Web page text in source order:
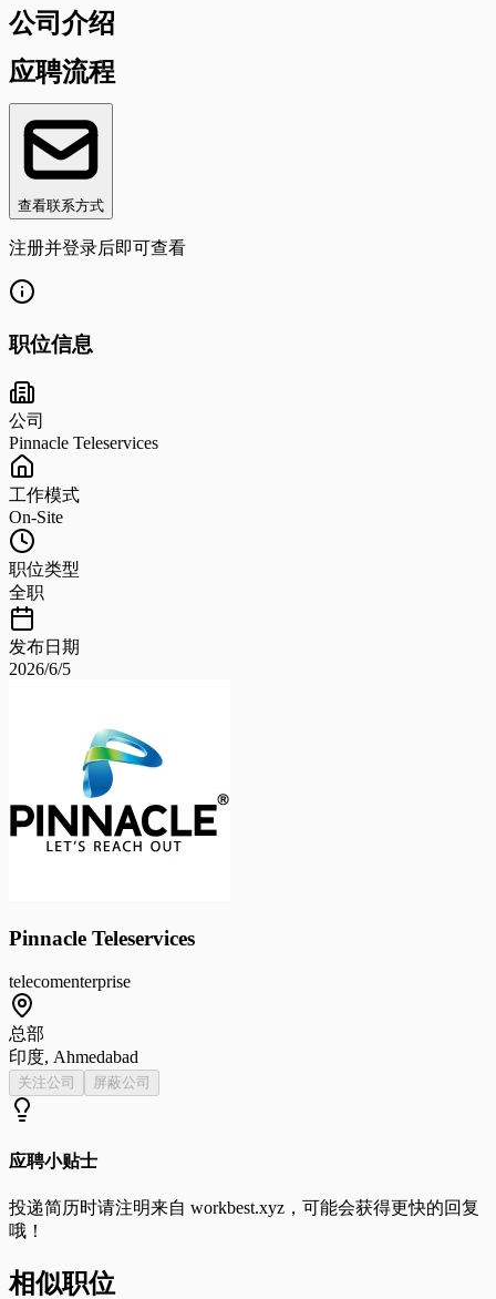
公司介绍
应聘流程
查看联系方式
注册并登录后即可查看
职位信息
公司
Pinnacle Teleservices
工作模式
On-Site
职位类型
全职
发布日期
2026/6/5
Pinnacle Teleservices
telecomenterprise
总部
印度, Ahmedabad
关注公司 屏蔽公司
应聘小贴士
投递简历时请注明来自 workbest.xyz ，可能会获得更快的回复
哦！
相似职位